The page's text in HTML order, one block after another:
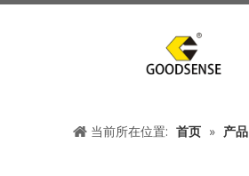
当前所在位置: 首页 » 产品